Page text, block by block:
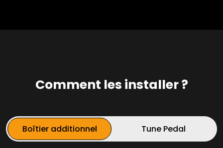
Comment les installer ?
Boîtier additionnel Tune Pedal